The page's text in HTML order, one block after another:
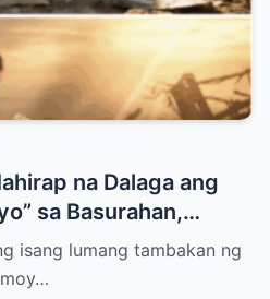
na Dalaga ang
sa Basurahan,
na Nagpabago sa
isang lumang tambakan ng